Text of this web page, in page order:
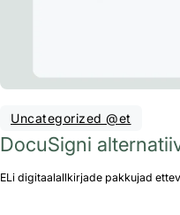
Uncategorized @et
DocuSigni
ELi digitaalallkirjade pakkujad